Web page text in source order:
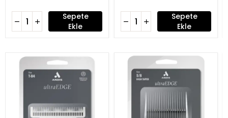
Sepete
Ekle
Sepete
Ekle